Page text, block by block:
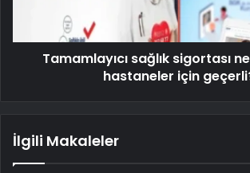
Tamamlayıcı sağlık sigortası
hastaneler için
İlgili Makaleler